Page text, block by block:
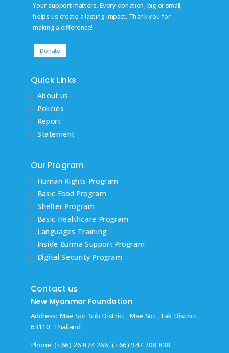
Your support matters. Every donation, big or small,
helps us create a lasting impact. Thank you for
making a difference!
Donate
Quick Links
About us
Policies
Report
Statement
Our Program
Human Rights Program
Basic Food Program
Shelter Program
Basic Healthcare Program
Languages Training
Inside Burma Support Program
Digital Security Program
Contact us
New Myanmar Foundation
Address: Mae Sot Sub District, Mae Sot, Tak District,
63110, Thailand
Phone: (+66) 26 874 266, (+66) 947 708 838